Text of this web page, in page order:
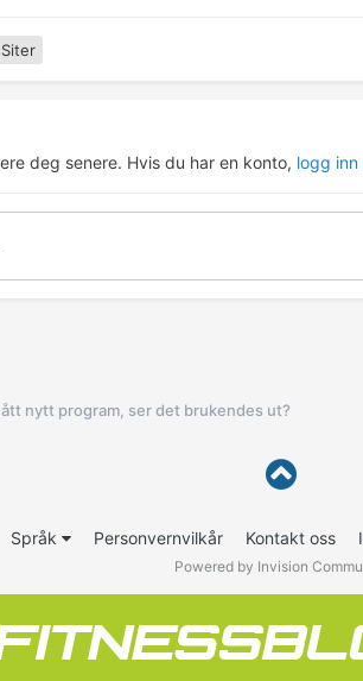
Siter
deg senere. Hvis du har en konto, logg inn
nytt program, ser det brukendes ut?
Språk Personvernvilkår Kontakt oss
Powered by Invision